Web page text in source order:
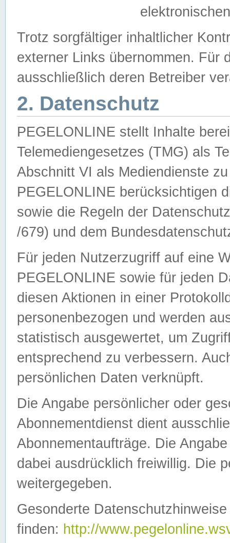
Trotz sorgfältiger inhaltlicher
externer Links übernommen. Für
ausschließlich deren Betreiber
2. Datenschutz
PEGELONLINE stellt Inhalte
Telemediengesetzes (TMG) als
Abschnitt VI als Mediendienste
PEGELONLINE berücksichtigen
sowie die Regeln der
/679) und dem
Für jeden Nutzerzugriff auf eine
PEGELONLINE sowie für jeden
diesen Aktionen in einer
personenbezogen und werden
statistisch ausgewertet, um
entsprechend zu verbessern.
persönlichen Daten verknüpft.
Die Angabe persönlicher oder
Abonnementdienst dient
Abonnementaufträge. Die
dabei ausdrücklich freiwillig. Die
weitergegeben.
Gesonderte
finden: http://